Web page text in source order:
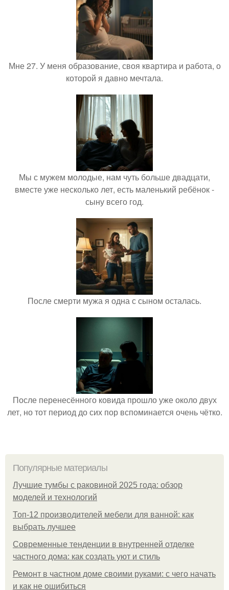
Мне 27. У меня образование, своя квартира и работа, о
которой я давно мечтала.
Мы с мужем молодые, нам чуть больше двадцати,
вместе уже несколько лет, есть маленький ребёнок -
сыну всего год.
После смерти мужа я одна с сыном осталась.
После перенесённого ковида прошло уже около двух
лет, но тот период до сих пор вспоминается очень чётко.
Популярные материалы
Лучшие тумбы с раковиной 2025 года: обзор
моделей и технологий
Топ-12 производителей мебели для ванной: как
выбрать лучшее
Современные тенденции в внутренней отделке
частного дома: как создать уют и стиль
Ремонт в частном доме своими руками: с чего начать
и как не ошибиться